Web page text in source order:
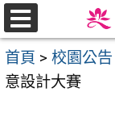
跳
至
主
要
首頁 > 校園公告
意設計大賽
選
單